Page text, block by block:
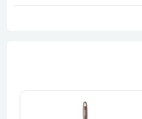
كل المنتجات التي تم اضافتها للسلة